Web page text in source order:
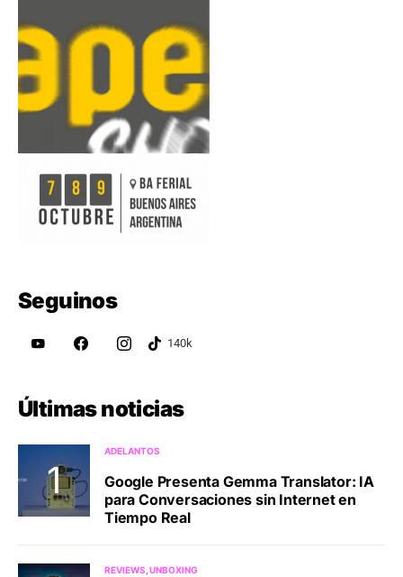
Seguinos
Últimas noticias
ADELANTOS
Google Presenta Gemma Translator: IA
para Conversaciones sin Internet en
Tiempo Real
REVIEWS UNBOXING